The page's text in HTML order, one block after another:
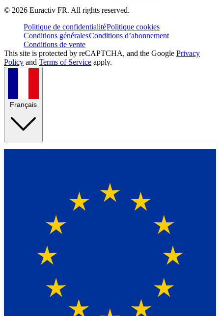
© 2026 Euractiv FR. All rights reserved.
Politique de confidentialitéPolitique cookies
Conditions généralesConditions d’abonnement
Conditions de vente
This site is protected by reCAPTCHA, and the Google Privacy
Policy and Terms of Service apply.
Français